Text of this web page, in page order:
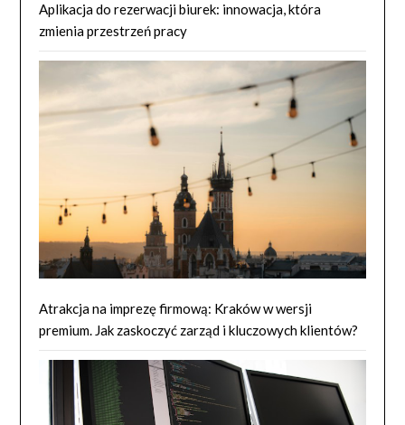
Aplikacja do rezerwacji biurek: innowacja, która
zmienia przestrzeń pracy
Atrakcja na imprezę firmową: Kraków w wersji
premium. Jak zaskoczyć zarząd i kluczowych klientów?